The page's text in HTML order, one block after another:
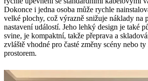
Dokonce i jedna osoba může rychle
velké plochy, což výrazně snižuje náklady na
nastavení událostí. Jeho lehký design je také
svine, je kompaktní, takže přeprava a
zvláště vhodné pro časté změny scény nebo
prostorem.